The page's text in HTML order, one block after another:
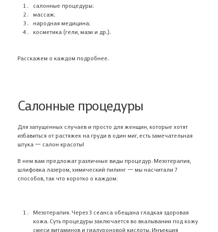
салонные процедуры;
массаж;
народная медицина;
косметика (гели, мази и др.).
Расскажем о каждом подробнее.
Салонные процедуры
Для запущенных случаев и просто для женщин, которые хотят
избавиться от растяжек на груди в один миг, есть замечательная
штука 一 салон красоты!
В нем вам предложат различные виды процедур. Мезотерапия,
шлифовка лазером, химический пилинг 一 мы насчитали 7
способов, так что коротко о каждом:
Мезотерапия. Через 3 сеанса обещана гладкая здоровая
кожа. Суть процедуры заключается во вкалывании под кожу
смеси витаминов и гиалуроновой кислоты. Инъекция